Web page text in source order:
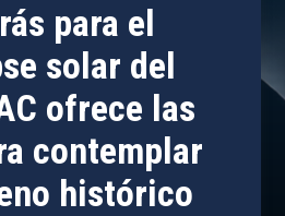
para el
solar del
ofrece las
contemplar
histórico